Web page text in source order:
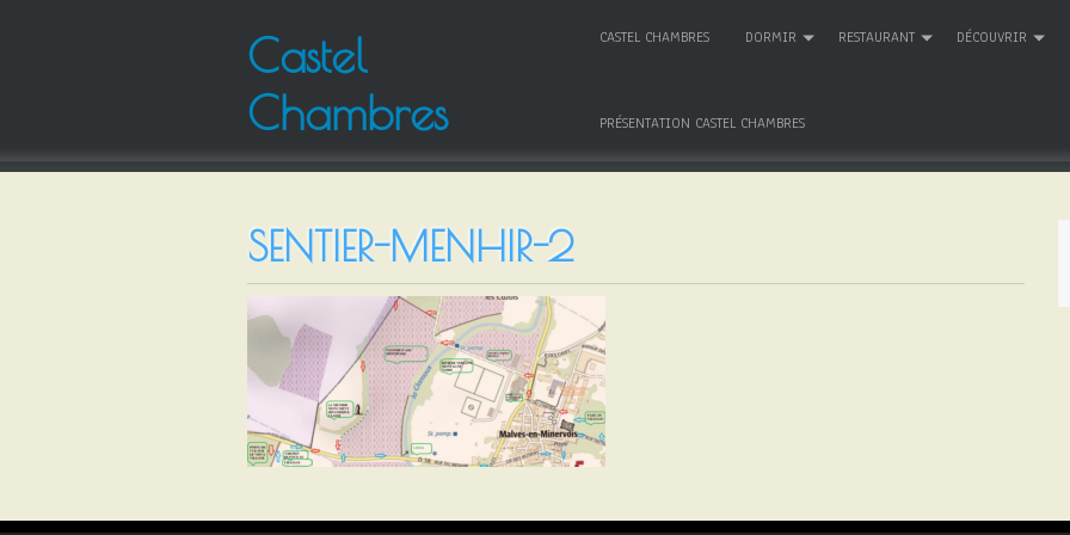
Castel
Chambres
CASTEL CHAMBRES DORMIR RESTAURANT DÉCOUVRIR
PRÉSENTATION CASTEL CHAMBRES
SENTIER-MENHIR-2